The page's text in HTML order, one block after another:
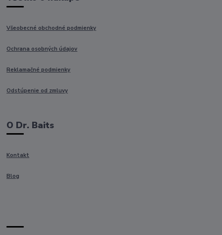
Všeobecné obchodné podmienky
Ochrana osobných údajov
Reklamačné podmienky
Odstúpenie od zmluvy
O Dr. Baits
Kontakt
Blog